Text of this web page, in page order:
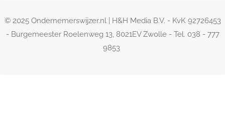
© 2025 Ondernemerswijzer.nl | H&H Media B.V. - KvK 92726453
- Burgemeester Roelenweg 13, 8021EV Zwolle - Tel. 038 - 777
9853